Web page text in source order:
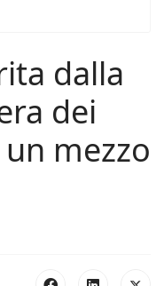
dalla
dei
mezzo